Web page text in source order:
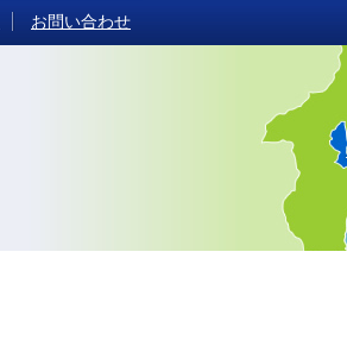
お問い合わせ